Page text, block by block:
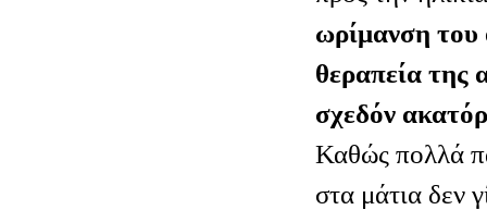
ωρίμανση του
θεραπεία της
σχεδόν
Καθώς πολλά
στα μάτια δεν